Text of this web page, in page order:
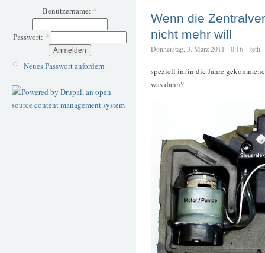
Benutzername: *
Passwort: *
Neues Passwort anfordern
Wenn die
nicht mehr will
Donnerstag, 3. März 2011 - 0:16 – tetti
speziell im in die Jahre
was dann?